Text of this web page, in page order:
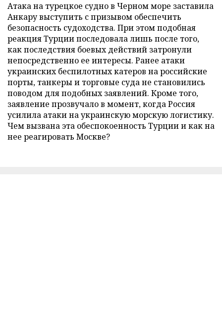
Атака на турецкое судно в Черном море заставила
Анкару выступить с призывом обеспечить
безопасность судоходства. При этом подобная
реакция Турции последовала лишь после того,
как последствия боевых действий затронули
непосредственно ее интересы. Ранее атаки
украинских беспилотных катеров на российские
порты, танкеры и торговые суда не становились
поводом для подобных заявлений. Кроме того,
заявление прозвучало в момент, когда Россия
усилила атаки на украинскую морскую логистику.
Чем вызвана эта обеспокоенность Турции и как на
нее реагировать Москве?